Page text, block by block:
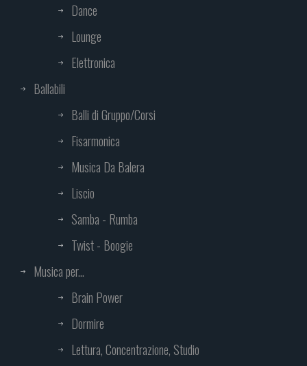
Dance
Lounge
Elettronica
Ballabili
Balli di Gruppo/Corsi
Fisarmonica
Musica Da Balera
Liscio
Samba - Rumba
Twist - Boogie
Musica per...
Brain Power
Dormire
Lettura, Concentrazione, Studio